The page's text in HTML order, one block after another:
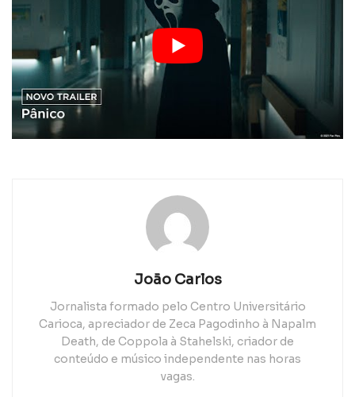
João Carlos
Jornalista formado pelo Centro Universitário
Carioca, apreciador de Zeca Pagodinho à Napalm
Death, de Coppola à Stahelski, criador de
conteúdo e músico independente nas horas
vagas.